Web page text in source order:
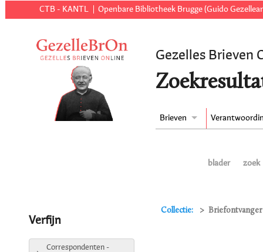
CTB - KANTL Openbare Bibliotheek Brugge (Guido
Gezelles Brieven
Brieven
blader zoek
Collectie: Briefontvanger
Verfijn
Correspondenten -